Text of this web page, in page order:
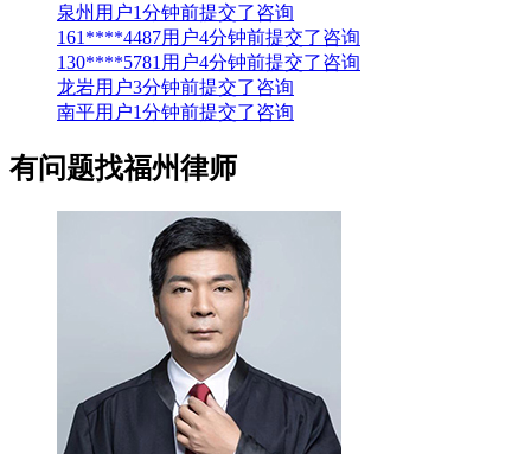
泉州用户1分钟前提交了咨询
161****4487用户4分钟前提交了咨询
130****5781用户4分钟前提交了咨询
龙岩用户3分钟前提交了咨询
南平用户1分钟前提交了咨询
有问题找福州律师